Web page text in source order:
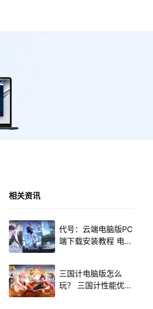
相关资讯
代号：云端电脑版PC
端下载安装教程 电脑
三国计电脑版怎么
玩？ 三国计性能优化